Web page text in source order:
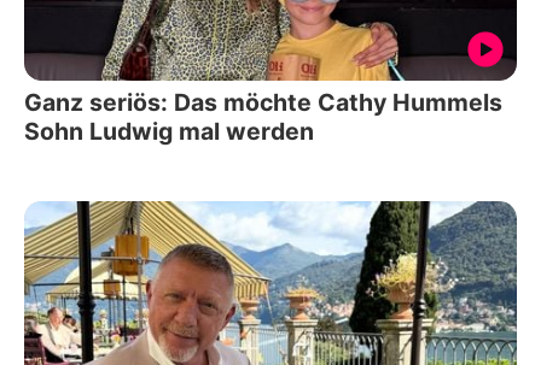
Ganz seriös: Das möchte Cathy Hummels
Sohn Ludwig mal werden